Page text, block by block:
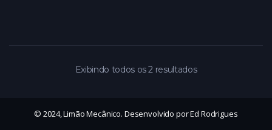
Exibindo todos os 2 resultados
© 2024, Limão Mecânico. Desenvolvido por Ed Rodrigues